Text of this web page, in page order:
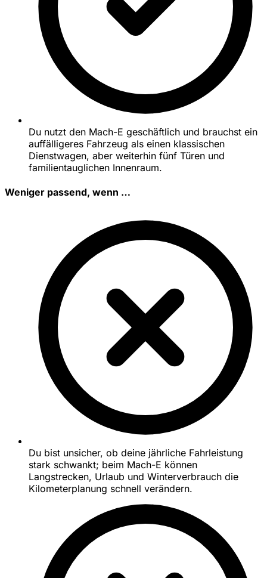
Du nutzt den Mach-E geschäftlich und brauchst ein
auffälligeres Fahrzeug als einen klassischen
Dienstwagen, aber weiterhin fünf Türen und
familientauglichen Innenraum.
Weniger passend, wenn …
Du bist unsicher, ob deine jährliche Fahrleistung
stark schwankt; beim Mach-E können
Langstrecken, Urlaub und Winterverbrauch die
Kilometerplanung schnell verändern.